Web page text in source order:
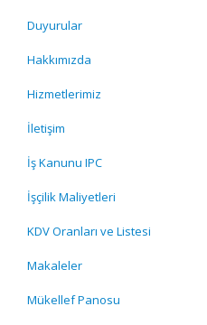
Duyurular
Hakkımızda
Hizmetlerimiz
İletişim
İş Kanunu IPC
İşçilik Maliyetleri
KDV Oranları ve Listesi
Makaleler
Mükellef Panosu